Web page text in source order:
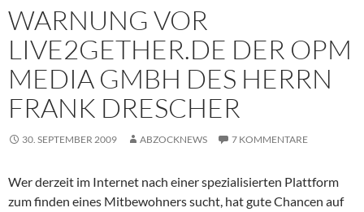
WARNUNG VOR
LIVE2GETHER.DE DER OPM
MEDIA GMBH DES HERRN
FRANK DRESCHER
30. SEPTEMBER 2009 ABZOCKNEWS 7 KOMMENTARE
Wer derzeit im Internet nach einer spezialisierten Plattform
zum finden eines Mitbewohners sucht, hat gute Chancen auf